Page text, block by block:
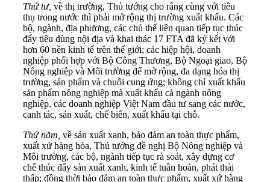
Thứ tư, về thị trường, Thủ tướng cho rằng cùng với tiêu
thụ trong nước thì phải mở rộng thị trường xuất khẩu. Các
bộ, ngành, địa phương, các chủ thể liên quan tiếp tục thúc
đẩy tiêu dùng nội địa và khai thác 17 FTA đã ký kết với
hơn 60 nền kinh tế trên thế giới; các hiệp hội, doanh
nghiệp phối hợp với Bộ Công Thương, Bộ Ngoại giao, Bộ
Nông nghiệp và Môi trường để mở rộng, đa dạng hóa thị
trường, sản phẩm và chuỗi cung ứng; không chỉ xuất khẩu
sản phẩm nông nghiệp mà xuất khẩu cả ngành nông
nghiệp, các doanh nghiệp Việt Nam đầu tư sang các nước,
canh tác, sản xuất, chế biến, xuất khẩu tại chỗ.
Thứ năm, về sản xuất xanh, bảo đảm an toàn thực phẩm,
xuất xứ hàng hóa, Thủ tướng đề nghị Bộ Nông nghiệp và
Môi trường, các bộ, ngành tiếp tục rà soát, xây dựng cơ
chế thúc đẩy sản xuất xanh, kinh tế tuần hoàn, phát thải
thấp; đồng thời bảo đảm an toàn thực phẩm, xuất xứ hàng